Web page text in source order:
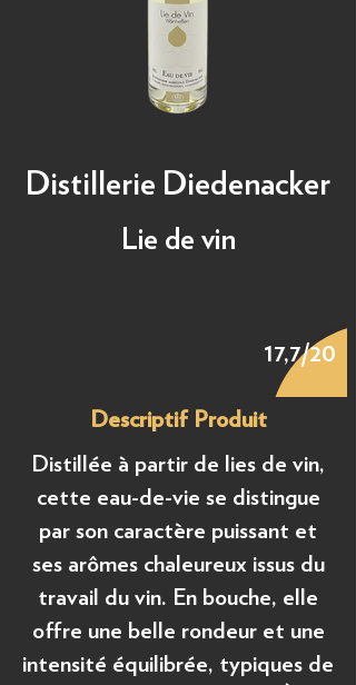
Distillerie Diedenacker
Lie de vin
17,7/20
Descriptif Produit
Distillée à partir de lies de vin,
cette eau-de-vie se distingue
par son caractère puissant et
ses arômes chaleureux issus du
travail du vin. En bouche, elle
offre une belle rondeur et une
intensité équilibrée, typiques de